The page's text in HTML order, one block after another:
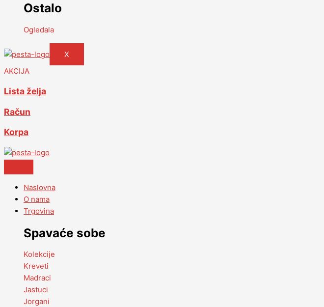
Ostalo
Ogledala
X
AKCIJA
Lista želja
Račun
Korpa
Naslovna
O nama
Trgovina
Spavaće sobe
Kolekcije
Kreveti
Madraci
Jastuci
Jorgani